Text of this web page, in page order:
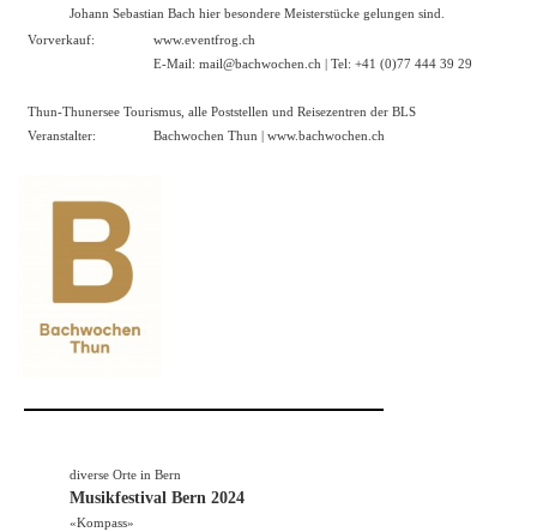
Johann Sebastian Bach hier besondere Meisterstücke gelungen sind.
Vorverkauf:
www.eventfrog.ch
E-Mail: mail@bachwochen.ch | Tel: +41 (0)77 444 39 29
Thun-Thunersee Tourismus, alle Poststellen und Reisezentren der BLS
Veranstalter:
Bachwochen Thun | www.bachwochen.ch
diverse Orte in Bern
Musikfestival Bern 2024
«Kompass»